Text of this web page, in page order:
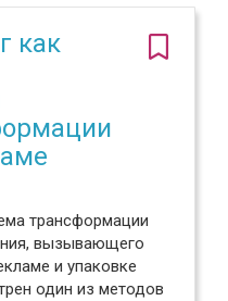
как
трансформации
вызывающего
и упаковке
один из методов